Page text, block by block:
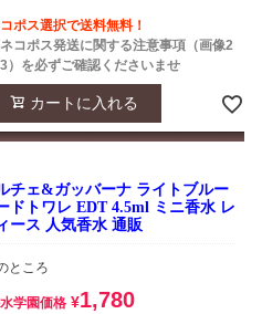
ポス選択で送料無料！
コポス発送に関する注意事項（画像2
）を必ずご確認くださいませ
カートに入れる
チェ&ガッバーナ ライトブルー
ドトワレ EDT 4.5ml ミニ香水 レ
ース 人気香水 通販
ところ
学園価格 ¥1,780